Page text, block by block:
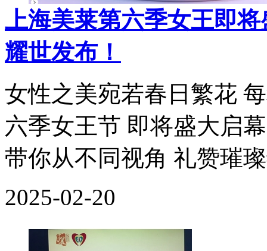
上海美莱第六季女王即
耀世发布！
女性之美宛若春日繁花
六季女王节 即将盛大启
带你从不同视角 礼赞璀
2025-02-20